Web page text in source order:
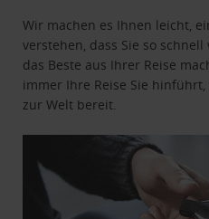
Wir machen es Ihnen leicht,
verstehen, dass Sie so
das Beste aus Ihrer Reise
immer Ihre Reise Sie
zur Welt bereit.